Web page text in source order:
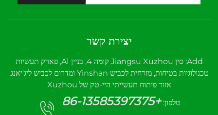
יצירת קשר
Add: סין Jiangsu Xuzhou קומה 4, בניין A1, פארק תעשיות
טכנולוגיות בטיחות, מזרחית לכביש Yinshan ומדרום לכביש ליג'יאנג,
אזור פיתוח תעשייתי היי-טק של Xuzhou
טלפון: +86-13585397375